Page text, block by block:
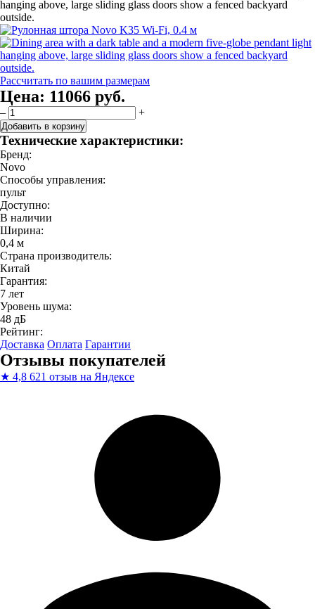
Рассчитать по вашим размерам
Цена: 11066 руб.
– +
Добавить в корзину
Технические характеристики:
Бренд:
Novo
Способы управления:
пульт
Доступно:
В наличии
Ширина:
0,4 м
Страна производитель:
Китай
Гарантия:
7 лет
Уровень шума:
48 дБ
Рейтинг:
Доставка Оплата Гарантии
Отзывы покупателей
★ 4,8 621 отзыв на Яндексе